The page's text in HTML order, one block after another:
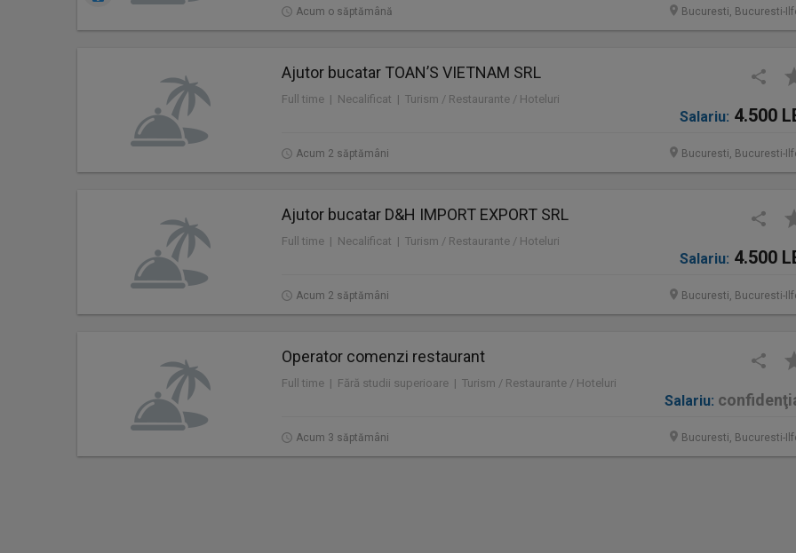
Acum o săptămână Bucuresti, Bucuresti-
Ajutor bucatar TOAN’S VIETNAM SRL
Full time | Necalificat | Turism / Restaurante / Hoteluri
Salariu: 4.500
Acum 2 săptămâni Bucuresti, Bucuresti-
Ajutor bucatar D&H IMPORT EXPORT SRL
Full time | Necalificat | Turism / Restaurante / Hoteluri
Salariu: 4.500
Acum 2 săptămâni Bucuresti, Bucuresti-
Operator comenzi restaurant
Full time | Fără studii superioare | Turism / Restaurante / Hoteluri
Salariu:
Acum 3 săptămâni Bucuresti, Bucuresti-